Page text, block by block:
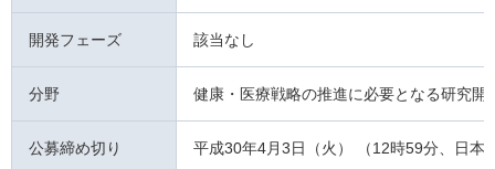
開発フェーズ 該当なし
分野 健康・医療戦略の推進に必要となる研究開
公募締め切り 平成30年4月3日（火） （12時59分、日本